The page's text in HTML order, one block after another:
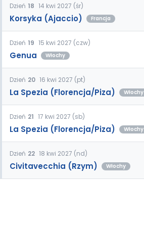
Dzień 18 14 kwi 2027 (śr)
Korsyka (Ajaccio) Francja
Dzień 19 15 kwi 2027 (czw)
Genua Włochy
Dzień 20 16 kwi 2027 (pt)
La Spezia (Florencja/Piza) Włochy
Dzień 21 17 kwi 2027 (sb)
La Spezia (Florencja/Piza) Włochy
Dzień 22 18 kwi 2027 (nd)
Civitavecchia (Rzym) Włochy